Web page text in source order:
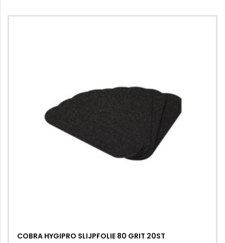
COBRA HYGIPRO SLIJPFOLIE 80 GRIT 20ST